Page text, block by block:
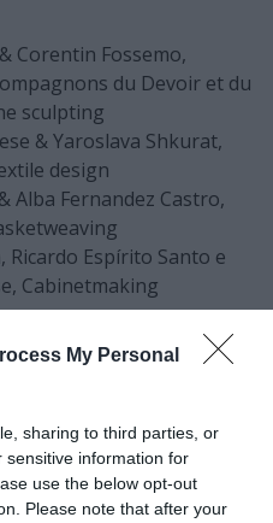
My Personal
sharing to third parties, or
sensitive information for
use the below opt-out
Please note that after your
Corentin Fossemo,
du Devoir et du
sculpting
& Yaroslava Shkurat,
design
Alba Fernandez Castro,
Ricardo Espírito Santo e
Cabinetmaking
Artediez, Spanish,
Gonzalo Garcia Cuevas,
Dolores Sopeña,
Lausero, Escola Massana,